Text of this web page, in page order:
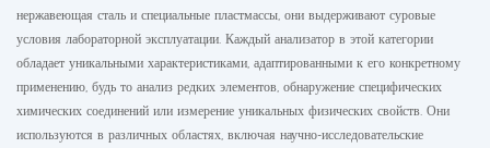
нержавеющая сталь и специальные пластмассы, они выдерживают суровые
условия лабораторной эксплуатации. Каждый анализатор в этой категории
обладает уникальными характеристиками, адаптированными к его конкретному
применению, будь то анализ редких элементов, обнаружение специфических
химических соединений или измерение уникальных физических свойств. Они
используются в различных областях, включая научно-исследовательские